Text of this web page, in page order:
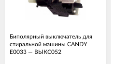
Биполярный выключатель для
стиральной машины CANDY
E0033 — ВЫКС052